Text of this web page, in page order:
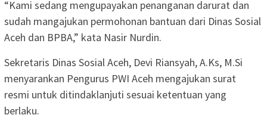
“Kami sedang mengupayakan penanganan darurat dan
sudah mangajukan permohonan bantuan dari Dinas Sosial
Aceh dan BPBA,” kata Nasir Nurdin.
Sekretaris Dinas Sosial Aceh, Devi Riansyah, A.Ks, M.Si
menyarankan Pengurus PWI Aceh mengajukan surat
resmi untuk ditindaklanjuti sesuai ketentuan yang
berlaku.